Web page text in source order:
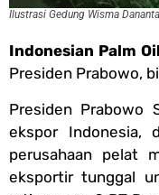
Ilustrasi Gedung Wisma
Indonesian Palm
Presiden Prabowo,
Presiden Prabowo
ekspor Indonesia,
perusahaan pelat
eksportir tunggal